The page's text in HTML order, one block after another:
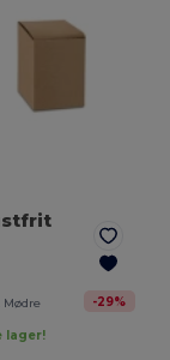
Mødre -29%
lager!